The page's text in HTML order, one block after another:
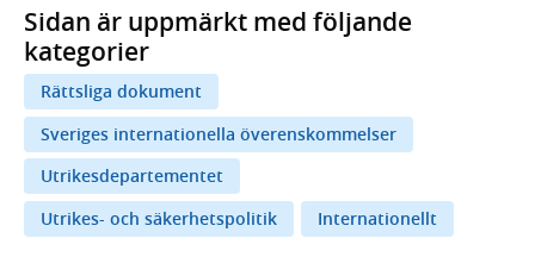
Sidan är uppmärkt med följande
kategorier
Rättsliga dokument
Sveriges internationella överenskommelser
Utrikesdepartementet
Utrikes- och säkerhetspolitik
Internationellt